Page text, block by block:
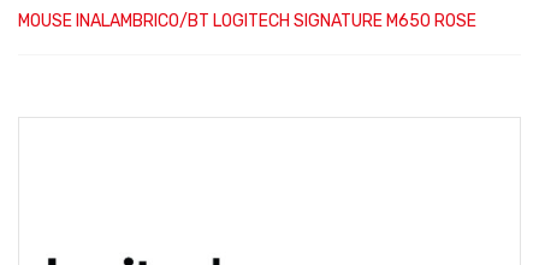
MOUSE INALAMBRICO/BT LOGITECH SIGNATURE M650 ROSE